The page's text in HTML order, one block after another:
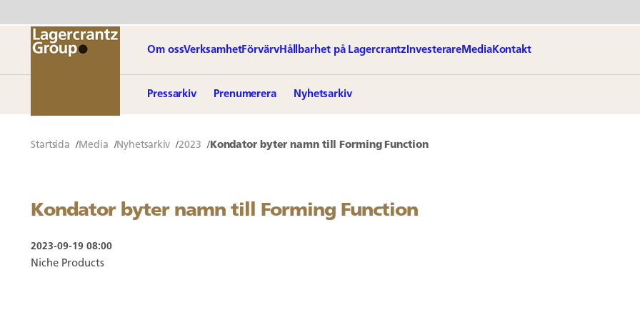
Om ossVerksamhetFörvärvHållbarhet på Lagercrantz Investerare MediaKontakt
Pressarkiv Prenumerera Nyhetsarkiv
Startsida Media Nyhetsarkiv 2023 Kondator byter namn till Forming Function
Kondator byter namn till Forming Function
2023-09-19 08:00
Niche Products